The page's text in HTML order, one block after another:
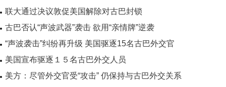
联大通过决议敦促美国解除对古巴封锁
古巴否认“声波武器”袭击 欲用“亲情牌”逆袭
“声波袭击”纠纷再升级 美国驱逐15名古巴外交官
美国宣布驱逐１５名古巴外交人员
美方：尽管外交官受“攻击” 仍保持与古巴外交关系